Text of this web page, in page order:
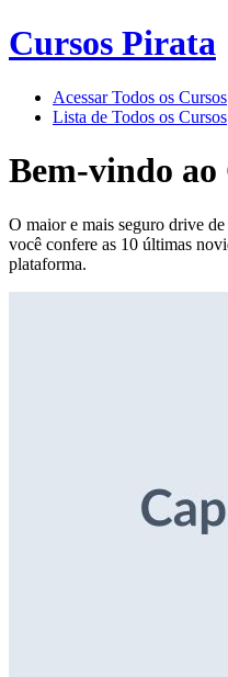
Cursos Pirata
Acessar Todos os Cursos
Lista de Todos os Cursos
Bem-vindo ao
O maior e mais seguro drive
você confere as 10 últimas
plataforma.